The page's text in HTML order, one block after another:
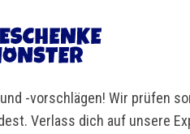
-vorschlägen! Wir prüfen
Verlass dich auf unsere